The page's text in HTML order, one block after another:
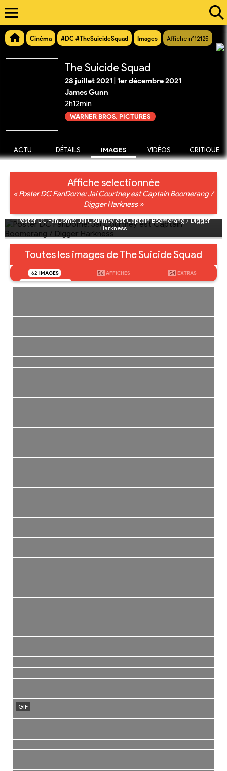
Cinéma #DC #TheSuicideSquad Images Affiche n°12125
The Suicide Squad
28 juillet 2021 1er décembre 2021
James Gunn
2h12min
WARNER BROS. PICTURES
ACTU DÉTAILS IMAGES VIDÉOS CRITIQUE
Affiche selectionnée
« Poster DC FanDome: Jai Courtney est Captain Boomerang /
Digger Harkness »
Poster DC FanDome: Jai Courtney est Captain Boomerang / Digger
Harkness
Toutes les images de The Suicide Squad
62 IMAGES 56 AFFICHES 54 EXTRAS